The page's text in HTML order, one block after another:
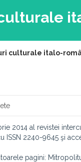
culturale italo-
2014 al revistei
ISSN 2240-9645 şi
pagini: